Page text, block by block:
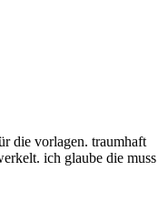
die vorlagen. traumhaft
ich glaube die muss